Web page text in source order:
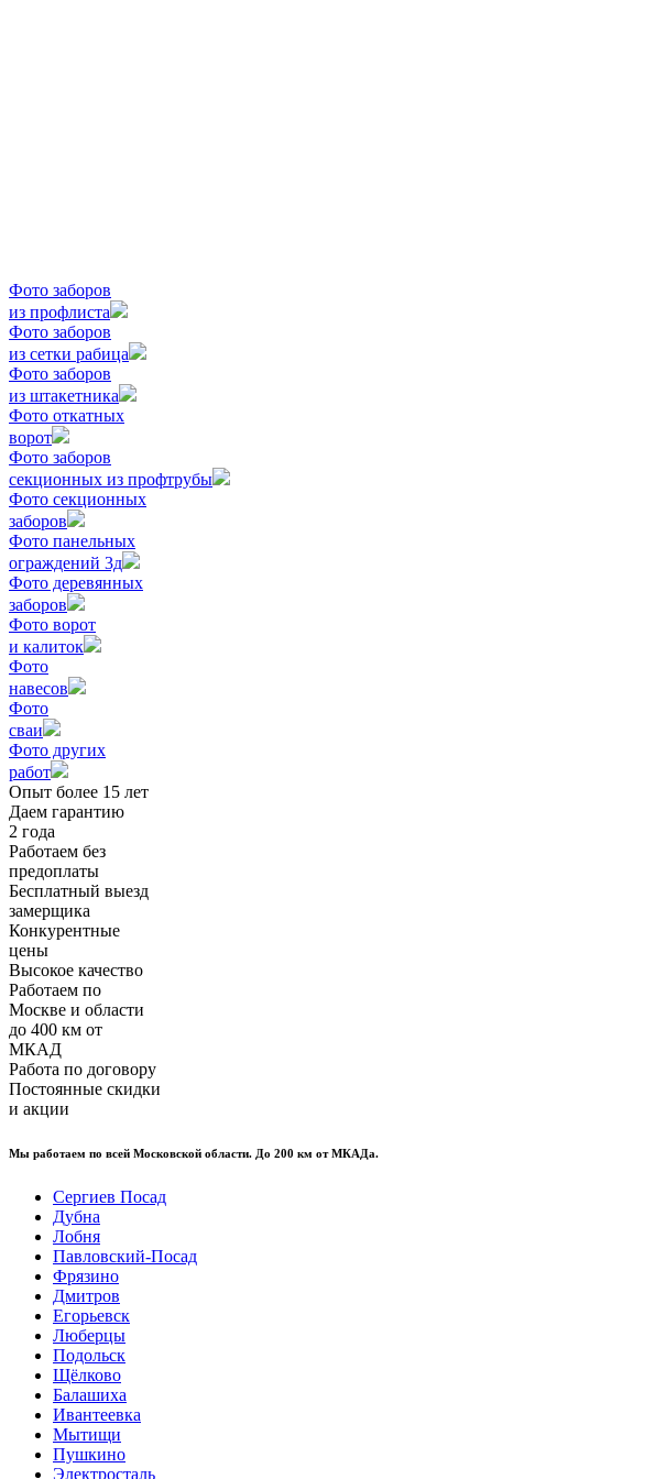
Фото заборов
из профлиста
Фото заборов
из сетки рабица
Фото заборов
из штакетника
Фото откатных
ворот
Фото заборов
секционных из профтрубы
Фото секционных
заборов
Фото панельных
ограждений 3д
Фото деревянных
заборов
Фото ворот
и калиток
Фото
навесов
Фото
сваи
Фото других
работ
Опыт более 15 лет
Даем гарантию
2 года
Работаем без
предоплаты
Бесплатный выезд
замерщика
Конкурентные
цены
Высокое качество
Работаем по
Москве и области
до 400 км от
МКАД
Работа по договору
Постоянные скидки
и акции
Мы работаем по всей Московской области. До 200 км от МКАДа.
Сергиев Посад
Дубна
Лобня
Павловский-Посад
Фрязино
Дмитров
Егорьевск
Люберцы
Подольск
Щёлково
Балашиха
Ивантеевка
Мытищи
Пушкино
Электросталь